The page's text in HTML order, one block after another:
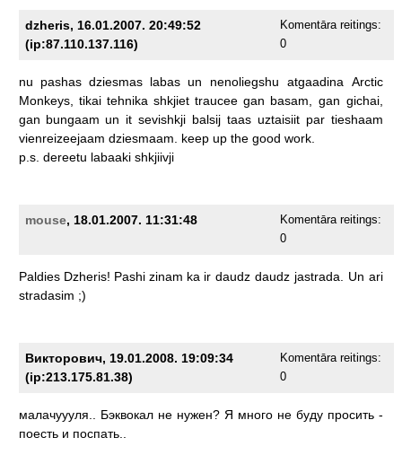
dzheris, 16.01.2007. 20:49:52
(ip:87.110.137.116)
Komentāra reitings:
0
nu pashas dziesmas labas un nenoliegshu atgaadina
Arctic
Monkeys,
tikai tehnika shkjiet traucee gan basam, gan gichai,
gan bungaam un it sevishkji balsij taas uztaisiit par tieshaam
vienreizeejaam dziesmaam. keep up the good work.
p.s. dereetu labaaki shkjiivji
mouse, 18.01.2007. 11:31:48
Komentāra reitings:
0
Paldies Dzheris! Pashi zinam ka ir daudz daudz jastrada. Un ari
stradasim ;)
Викторович, 19.01.2008. 19:09:34
(ip:213.175.81.38)
Komentāra reitings:
0
малачуууля.. Бэквокал не нужен? Я много не буду просить -
поесть и поспать..